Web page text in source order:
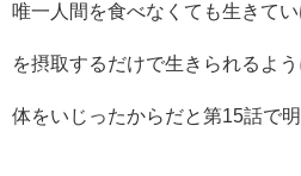
唯一人間を食べなくても生きて
を摂取するだけで生きられるよ
体をいじったからだと第15話で明